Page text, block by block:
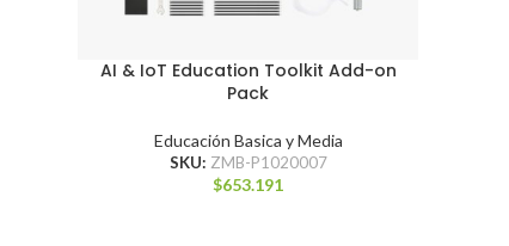
AI & IoT Education Toolkit Add-on
Pack
Educación Basica y Media
SKU: ZMB-P1020007
$653.191